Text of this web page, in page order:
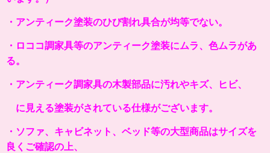
・アンティーク塗装のひび割れ具合が均等でない。
・ロココ調家具等のアンティーク塗装にムラ、色ムラがあ
る。
・アンティーク調家具の木製部品に汚れやキズ、ヒビ、
に見える塗装がされている仕様がございます。
・ソファ、キャビネット、ベッド等の大型商品はサイズを
良くご確認の上、